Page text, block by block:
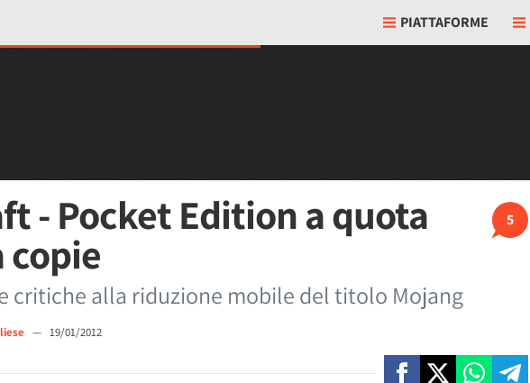
PIATTAFORME
5
- Pocket Edition a quota
copie
critiche alla riduzione mobile del titolo Mojang
— 19/01/2012